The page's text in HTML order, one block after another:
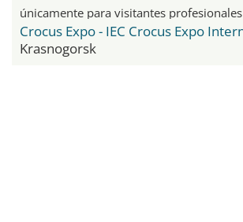
únicamente para visitantes profesionales
Krasnogorsk